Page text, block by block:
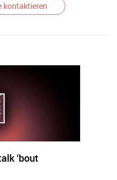
kontaktieren
‘bout